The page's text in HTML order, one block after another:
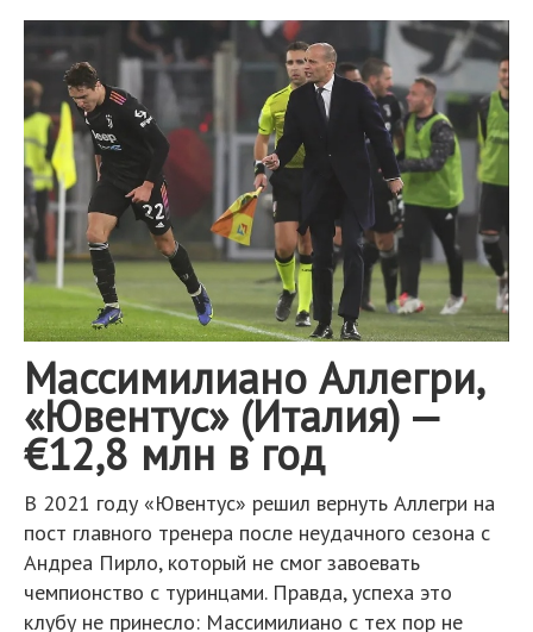
Массимилиано Аллегри,
«Ювентус» (Италия) —
€12,8 млн в год
В 2021 году «Ювентус» решил вернуть Аллегри на
пост главного тренера после неудачного сезона с
Андреа Пирло, который не смог завоевать
чемпионство с туринцами. Правда, успеха это
клубу не принесло: Массимилиано с тех пор не